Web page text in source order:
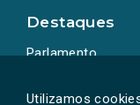
Utilizamos
Destaques
Parlamento